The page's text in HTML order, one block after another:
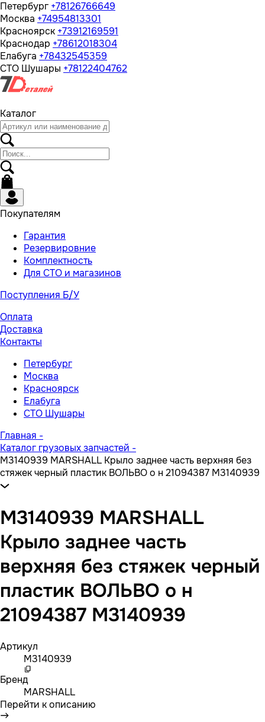
Петербург +78126766649
Москва +74954813301
Красноярск +73912169591
Краснодар +78612018304
Елабуга +78432545359
СТО Шушары +78122404762
Каталог
Покупателям
Гарантия
Резервировние
Комплектность
Для СТО и магазинов
Поступления Б/У
Оплата
Доставка
Контакты
Петербург
Москва
Красноярск
Елабуга
СТО Шушары
Главная -
Каталог грузовых запчастей -
M3140939 MARSHALL Крыло заднее часть верхняя без
стяжек черный пластик ВОЛЬВО о н 21094387 M3140939
M3140939 MARSHALL
Крыло заднее часть
верхняя без стяжек черный
пластик ВОЛЬВО о н
21094387 M3140939
Артикул
M3140939
Бренд
MARSHALL
Перейти к описанию